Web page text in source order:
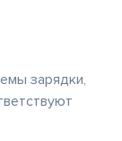
зарядки,